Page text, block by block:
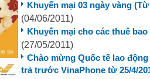
Khuyến mại 03 ngày vàng
(04/06/2011)
Khuyến mại cho các thuê
(27/05/2011)
Chào mừng Quốc tế lao
trả trước VinaPhone từ 25/4/